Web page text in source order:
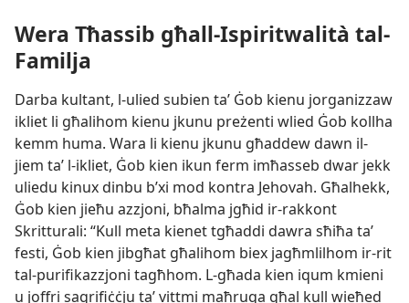
Wera Tħassib għall-​Ispiritwalità tal-​
Familja
Darba kultant, l-​ulied subien taʼ Ġob kienu jorganizzaw
ikliet li għalihom kienu jkunu preżenti wlied Ġob kollha
kemm huma. Wara li kienu jkunu għaddew dawn il-​
jiem taʼ l-​ikliet, Ġob kien ikun ferm imħasseb dwar jekk
uliedu kinux dinbu b’xi mod kontra Jehovah. Għalhekk,
Ġob kien jieħu azzjoni, bħalma jgħid ir-​rakkont
Skritturali: “Kull meta kienet tgħaddi dawra sħiħa taʼ
festi, Ġob kien jibgħat għalihom biex jagħmlilhom ir-​rit
tal-​purifikazzjoni tagħhom. L-​għada kien iqum kmieni
u joffri sagrifiċċju taʼ vittmi maħruqa għal kull wieħed